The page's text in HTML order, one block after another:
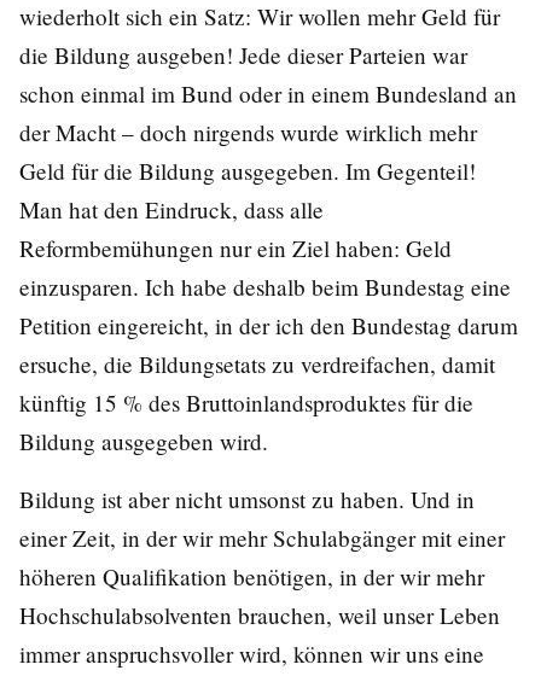
wiederholt sich ein Satz: Wir wollen mehr Geld für
die Bildung ausgeben! Jede dieser Parteien war
schon einmal im Bund oder in einem Bundesland an
der Macht – doch nirgends wurde wirklich mehr
Geld für die Bildung ausgegeben. Im Gegenteil!
Man hat den Eindruck, dass alle
Reformbemühungen nur ein Ziel haben: Geld
einzusparen. Ich habe deshalb beim Bundestag eine
Petition eingereicht, in der ich den Bundestag darum
ersuche, die Bildungsetats zu verdreifachen, damit
künftig 15 % des Bruttoinlandsproduktes für die
Bildung ausgegeben wird.
Bildung ist aber nicht umsonst zu haben. Und in
einer Zeit, in der wir mehr Schulabgänger mit einer
höheren Qualifikation benötigen, in der wir mehr
Hochschulabsolventen brauchen, weil unser Leben
immer anspruchsvoller wird, können wir uns eine